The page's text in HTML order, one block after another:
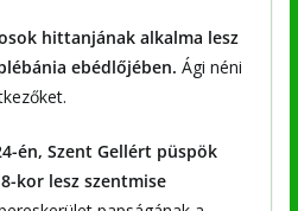
hittanjának alkalma lesz
ebédlőjében. Ági néni
én, Szent Gellért püspök
kor lesz szentmise